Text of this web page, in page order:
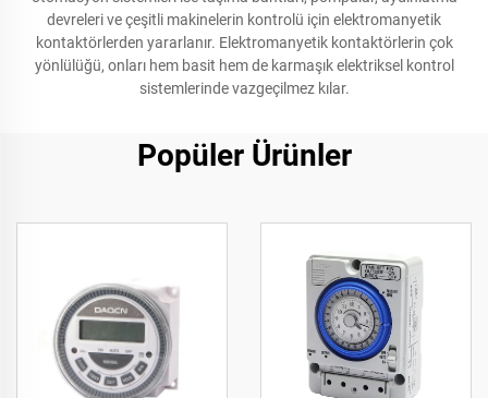
devreleri ve çeşitli makinelerin kontrolü için elektromanyetik
kontaktörlerden yararlanır. Elektromanyetik kontaktörlerin çok
yönlülüğü, onları hem basit hem de karmaşık elektriksel kontrol
sistemlerinde vazgeçilmez kılar.
Popüler Ürünler